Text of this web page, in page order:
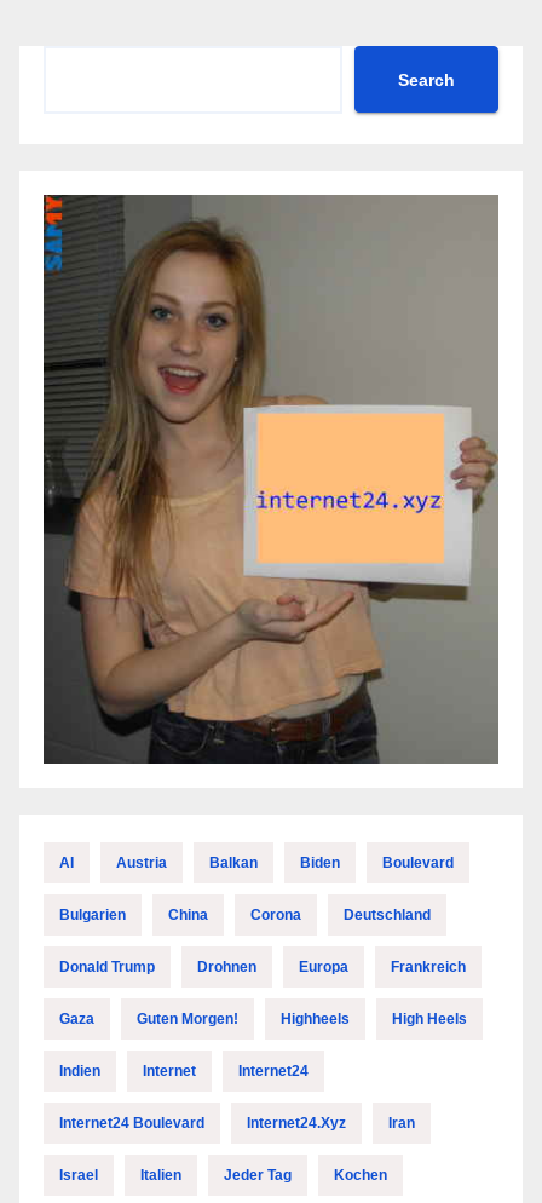
Search
AI Austria Balkan Biden Boulevard
Bulgarien China Corona Deutschland
Donald Trump Drohnen Europa Frankreich
Gaza Guten Morgen! Highheels High Heels
Indien Internet Internet24
Internet24 Boulevard Internet24.xyz Iran
Israel Italien Jeder Tag Kochen